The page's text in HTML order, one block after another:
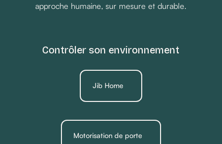
approche humaine, sur mesure et durable.
Contrôler son environnement
Jib Home
Motorisation de porte